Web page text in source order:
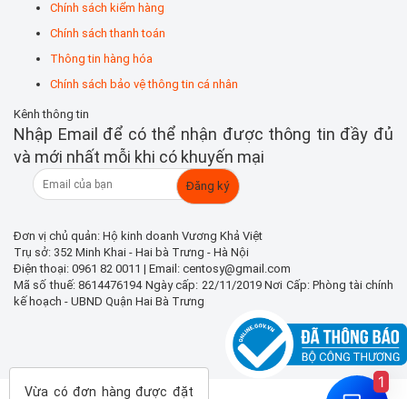
Vừa có đơn hàng được đặt
Chính sách kiểm hàng
Chính sách thanh toán
Thông tin hàng hóa
Chính sách bảo vệ thông tin cá nhân
Kênh thông tin
Nhập Email để có thể nhận được thông tin đầy đủ
và mới nhất mỗi khi có khuyến mại
Đơn vị chủ quản: Hộ kinh doanh Vương Khả Việt
Trụ sở: 352 Minh Khai - Hai bà Trưng - Hà Nội
Điện thoại: 0961 82 0011 | Email: centosy@gmail.com
Mã số thuế: 8614476194 Ngày cấp: 22/11/2019 Nơi Cấp: Phòng tài chính
kế hoạch - UBND Quận Hai Bà Trưng
1